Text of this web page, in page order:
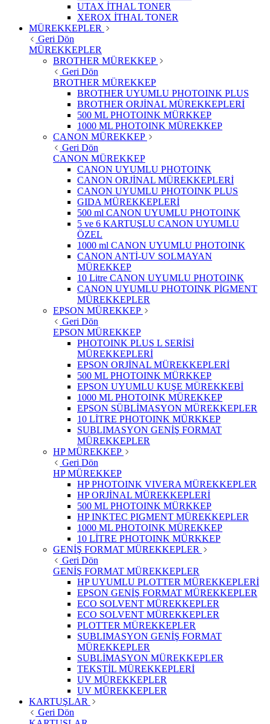
UTAX İTHAL TONER
XEROX İTHAL TONER
MÜREKKEPLER
Geri Dön
MÜREKKEPLER
BROTHER MÜREKKEP
Geri Dön
BROTHER MÜREKKEP
BROTHER UYUMLU PHOTOINK PLUS
BROTHER ORJİNAL MÜREKKEPLERİ
500 ML PHOTOINK MÜRKKEP
1000 ML PHOTOINK MÜREKKEP
CANON MÜREKKEP
Geri Dön
CANON MÜREKKEP
CANON UYUMLU PHOTOINK
CANON ORJİNAL MÜREKKEPLERİ
CANON UYUMLU PHOTOINK PLUS
GIDA MÜREKKEPLERİ
500 ml CANON UYUMLU PHOTOINK
5 ve 6 KARTUŞLU CANON UYUMLU
ÖZEL
1000 ml CANON UYUMLU PHOTOINK
CANON ANTİ-UV SOLMAYAN
MÜREKKEP
10 Litre CANON UYUMLU PHOTOINK
CANON UYUMLU PHOTOINK PİGMENT
MÜREKKEPLER
EPSON MÜREKKEP
Geri Dön
EPSON MÜREKKEP
PHOTOINK PLUS L SERİSİ
MÜREKKEPLERİ
EPSON ORJİNAL MÜREKKEPLERİ
500 ML PHOTOINK MÜRKKEP
EPSON UYUMLU KUŞE MÜREKKEBİ
1000 ML PHOTOINK MÜREKKEP
EPSON SÜBLİMASYON MÜREKKEPLER
10 LİTRE PHOTOINK MÜRKKEP
SUBLIMASYON GENİŞ FORMAT
MÜREKKEPLER
HP MÜREKKEP
Geri Dön
HP MÜREKKEP
HP PHOTOINK VIVERA MÜREKKEPLER
HP ORJİNAL MÜREKKEPLERİ
500 ML PHOTOINK MÜRKKEP
HP INKTEC PIGMENT MÜREKKEPLER
1000 ML PHOTOINK MÜREKKEP
10 LİTRE PHOTOINK MÜRKKEP
GENİŞ FORMAT MÜREKKEPLER
Geri Dön
GENİŞ FORMAT MÜREKKEPLER
HP UYUMLU PLOTTER MÜREKKEPLERİ
EPSON GENİŞ FORMAT MÜREKKEPLER
ECO SOLVENT MÜREKKEPLER
ECO SOLVENT MÜREKKEPLER
PLOTTER MÜREKKEPLER
SUBLIMASYON GENİŞ FORMAT
MÜREKKEPLER
SUBLİMASYON MÜREKKEPLER
TEKSTİL MÜREKKEPLERİ
UV MÜREKKEPLER
UV MÜREKKEPLER
KARTUŞLAR
Geri Dön